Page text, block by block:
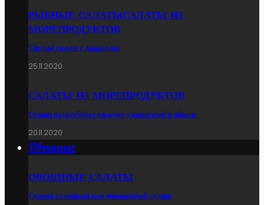
РЫБНЫЕ САЛАТЫСАЛАТЫ ИЗ
МОРЕПРОДУКТОВ
Теплый салат с мидиями
25.11.2020
САЛАТЫ ИЗ МОРЕПРОДУКТОВ
Салат из крабовых палочек с капустой и яйцом
20.11.2020
Овощные
ОВОЩНЫЕ САЛАТЫ
Самый семейный или пикниковый салат